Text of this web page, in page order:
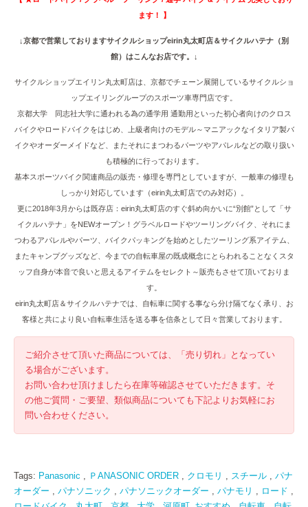
ます！ 】
↓京都で営業しておりますサイクルショップeirin丸太町店＆サイクルハテナ（別
館）はこんなお店です。↓
サイクルショップエイリン丸太町店は、京都でチェーン展開しているサイクルショ
ップエイリングループのスポーツ車専門店です。
京都大学 同志社大学に通われる為の通学用 通勤用といった初心者向けのクロス
バイクやロードバイクをはじめ、上級者向けのモデル～マニアックなイタリア製バ
イクやオーダーメイドなど、またそれにまつわるパーツやアパレルなどの取り扱い
も積極的に行っております。
基本スポーツバイク関連商品の販売・修理を専門としていますが、一般車の修理も
しっかり対応しています（eirin丸太町店でのみ対応）。
更に2018年3月からは既存店：eirin丸太町店のすぐ斜め向かいに“別館”として「サ
イクルハテナ」をNEWオープン！グラベルロードやツーリングバイク、それにま
つわるアパレルやパーツ、バイクパッキングを始めとしたツーリング系アイテム、
またキャンプグッズなど、今までの自転車屋の既成概念にとらわれることなくスタ
ッフ自身が本音で良いと思えるアイテムをセレクト～販売もさせて頂いておりま
す。
eirin丸太町店＆サイクルハテナでは、自転車に関する事なら分け隔てなく承り、お
客様と共により良い自転車生活を送る事を信条として日々営業しております。
ご紹介させて頂いた商品については、「売り切れ」となってい
る場合がございます。
お問い合わせ頂けましたら在庫等確認させていただきます。そ
の他ご質問・ご要望、類似商品についても下記よりお気軽にお
問い合わせください。
Tags: Panasonic , ＰANASONIC ORDER , クロモリ , スチール , パナ
オーダー , パナソニック , パナソニックオーダー , パナモリ , ロード ,